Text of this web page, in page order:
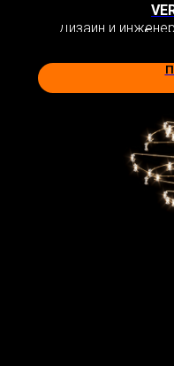
Дизайн и